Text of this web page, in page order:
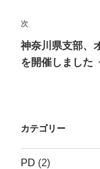
ゲ
ー
シ
次
の
投
次
神奈川県支部、
を開催しました
カテゴリー
PD (2)